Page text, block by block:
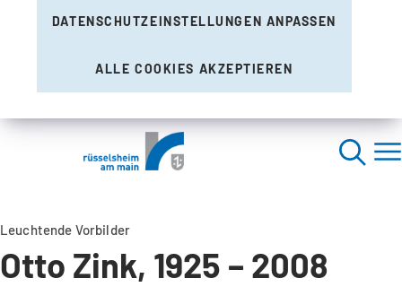
DATENSCHUTZEINSTELLUNGEN ANPASSEN
ALLE COOKIES AKZEPTIEREN
Leuchtende Vorbilder
Otto Zink, 1925 – 2008